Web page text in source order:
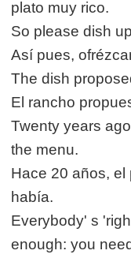
plato muy rico.
So please dish
Así pues,
The dish
El rancho
Twenty years
the menu.
Hace 20 años, el
había.
Everybody' s
enough: you